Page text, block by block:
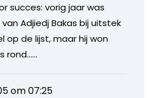
succes: vorig jaar was
van Adjiedj Bakas bij uitstek
op de lijst, maar hij won
rond……
om 07:25